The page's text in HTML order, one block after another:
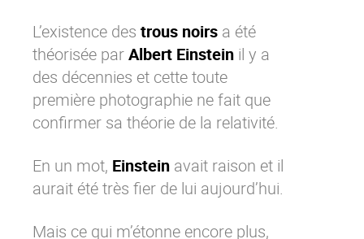
L’existence des trous noirs a été
théorisée parAlbert Einstein il y a
des décennies et cette toute
première photographie ne fait que
confirmer sa théorie de la relativité.
En un mot, Einstein avait raison et il
aurait été très fier de lui aujourd’hui.
Mais ce qui m’étonne encore plus,